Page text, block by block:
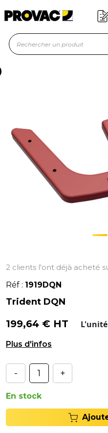
Offre de
En
2 clients l'ont déjà acheté
Réf : 1919DQN
Trident DQN
199,64 € HT L'unité
Trident de la marque DU
- +
En stock